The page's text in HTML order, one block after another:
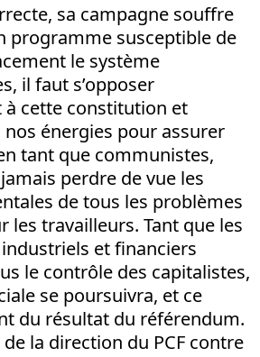
sa campagne souffre
programme susceptible de
le système
il faut s’opposer
cette constitution et
énergies pour assurer
tant que communistes,
perdre de vue les
de tous les problèmes
les travailleurs. Tant que les
et financiers
le contrôle des capitalistes,
se poursuivra, et ce
du résultat du référendum.
la direction du PCF contre